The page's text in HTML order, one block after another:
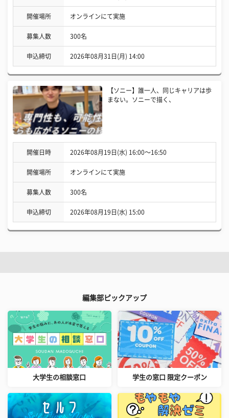
開催場所 オンラインにて実施
募集人数 300名
申込締切 2026年08月31日(月) 14:00
【ソニー】誰一人、同じキャリアは歩
まない。ソニーで描く、
開催日時 2026年08月19日(水) 16:00〜16:50
開催場所 オンラインにて実施
募集人数 300名
申込締切 2026年08月19日(水) 15:00
編集部ピックアップ
大学生の相談窓口 学生の窓口 限定クーポン